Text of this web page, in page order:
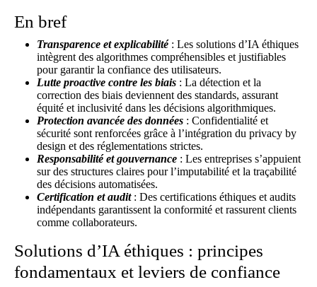
En bref
Transparence et explicabilité: Les solutions d’IA éthiques
intègrent des algorithmes compréhensibles et justifiables
pour garantir la confiance des utilisateurs.
Lutte proactive contre les biais : La détection et la
correction des biais deviennent des standards, assurant
équité et inclusivité dans les décisions algorithmiques.
Protection avancée des données : Confidentialité et
sécurité sont renforcées grâce à l’intégration du privacy by
design et des réglementations strictes.
Responsabilité et gouvernance : Les entreprises s’appuient
sur des structures claires pour l’imputabilité et la traçabilité
des décisions automatisées.
Certification et audit: Des certifications éthiques et audits
indépendants garantissent la conformité et rassurent clients
comme collaborateurs.
Solutions d’IA éthiques : principes
fondamentaux et leviers de confiance